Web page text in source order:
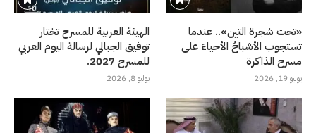
«تحت شجرة التين».. عندما
تستجوب الأشباحُ الأحياءَ على
مسرح الذاكرة
يوليو 19, 2026
الهيئة العربية للمسرح تختار
توفيق الجبالي لرسالة اليوم العربي
للمسرح 2027.
يوليو 8, 2026